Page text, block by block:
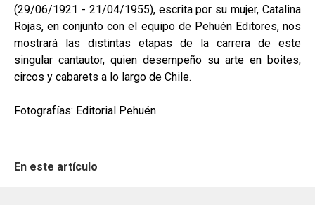
(29/06/1921 - 21/04/1955), escrita por su mujer, Catalina
Rojas, en conjunto con el equipo de Pehuén Editores, nos
mostrará las distintas etapas de la carrera de este
singular cantautor, quien desempeño su arte en boites,
circos y cabarets a lo largo de Chile.
Fotografías: Editorial Pehuén
En este artículo